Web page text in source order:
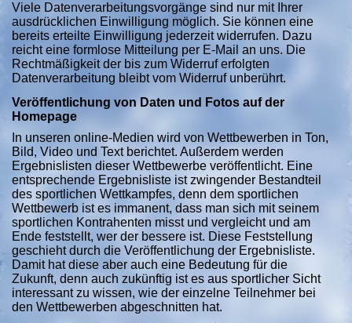
Viele Datenverarbeitungsvorgänge sind nur mit Ihrer
ausdrücklichen Einwilligung möglich. Sie können eine
bereits erteilte Einwilligung jederzeit widerrufen. Dazu
reicht eine formlose Mitteilung per E-Mail an uns. Die
Rechtmäßigkeit der bis zum Widerruf erfolgten
Datenverarbeitung bleibt vom Widerruf unberührt.
Veröffentlichung von Daten und Fotos auf der
Homepage
In unseren online-Medien wird von Wettbewerben in Ton,
Bild, Video und Text berichtet. Außerdem werden
Ergebnislisten dieser Wettbewerbe veröffentlicht. Eine
entsprechende Ergebnisliste ist zwingender Bestandteil
des sportlichen Wettkampfes, denn dem sportlichen
Wettbewerb ist es immanent, dass man sich mit seinem
sportlichen Kontrahenten misst und vergleicht und am
Ende feststellt, wer der bessere ist. Diese Feststellung
geschieht durch die Veröffentlichung der Ergebnisliste.
Damit hat diese aber auch eine Bedeutung für die
Zukunft, denn auch zukünftig ist es aus sportlicher Sicht
interessant zu wissen, wie der einzelne Teilnehmer bei
den Wettbewerben abgeschnitten hat.